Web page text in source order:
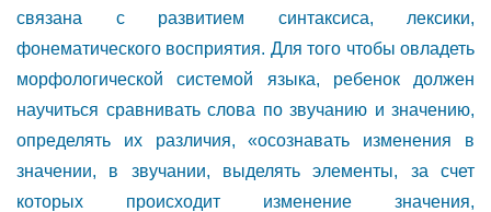
связана с развитием синтаксиса, лексики,
фонематического восприятия. Для того чтобы овладеть
морфологической системой языка, ребенок должен
научиться сравнивать слова по звучанию и значению,
определять их различия, «осознавать изменения в
значении, в звучании, выделять элементы, за счет
которых происходит изменение значения,